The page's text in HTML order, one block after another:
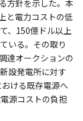
方針を示した。本
と電力コストの低
、150億ドル以上
いる。その取り
達オークションの
設発電所に対す
ける既存電源へ
源コストの負担